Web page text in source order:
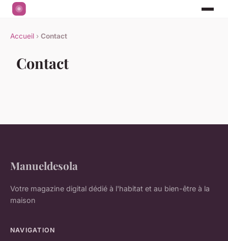
Accueil › Contact
Contact
Manueldesola
Votre magazine digital dédié à l'habitat et au bien-être à la
maison
NAVIGATION